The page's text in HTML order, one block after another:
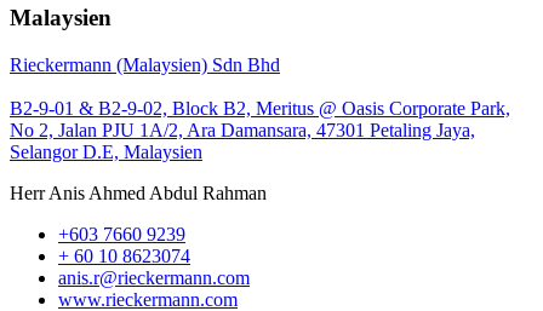
Malaysien
Rieckermann (Malaysien) Sdn Bhd
B2-9-01 & B2-9-02, Block B2, Meritus @ Oasis Corporate Park,
No 2, Jalan PJU 1A/2, Ara Damansara, 47301 Petaling Jaya,
Selangor D.E, Malaysien
Herr Anis Ahmed Abdul Rahman
+603 7660 9239
+ 60 10 8623074
anis.r@rieckermann.com
www.rieckermann.com